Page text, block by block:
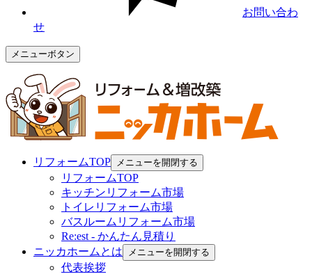
お問い合わ
せ
メニューボタン
リフォームTOP メニューを開閉する
リフォームTOP
キッチンリフォーム市場
トイレリフォーム市場
バスルームリフォーム市場
Re:est - かんたん見積り
ニッカホームとは
メニューを開閉する
代表挨拶